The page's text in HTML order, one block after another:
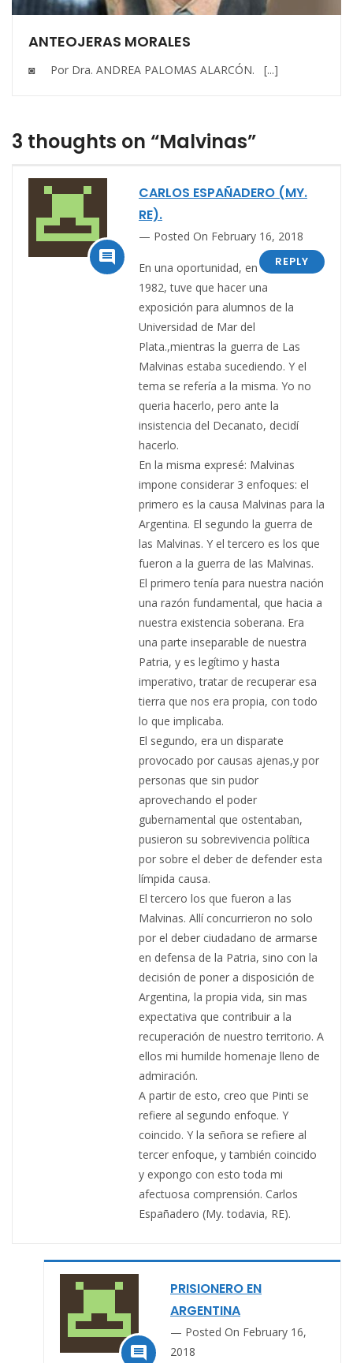
ANTEOJERAS MORALES
◙ Por Dra. ANDREA PALOMAS ALARCÓN. [...]
3 thoughts on “Malvinas”

CARLOS ESPAÑADERO (MY.
RE).
Posted On February 16, 2018
REPLY
En una oportunidad, en
1982, tuve que hacer una
exposición para alumnos de la
Universidad de Mar del
Plata.,mientras la guerra de Las
Malvinas estaba sucediendo. Y el
tema se refería a la misma. Yo no
queria hacerlo, pero ante la
insistencia del Decanato, decidí
hacerlo.
En la misma expresé: Malvinas
impone considerar 3 enfoques: el
primero es la causa Malvinas para la
Argentina. El segundo la guerra de
las Malvinas. Y el tercero es los que
fueron a la guerra de las Malvinas.
El primero tenía para nuestra nación
una razón fundamental, que hacia a
nuestra existencia soberana. Era
una parte inseparable de nuestra
Patria, y es legítimo y hasta
imperativo, tratar de recuperar esa
tierra que nos era propia, con todo
lo que implicaba.
El segundo, era un disparate
provocado por causas ajenas,y por
personas que sin pudor
aprovechando el poder
gubernamental que ostentaban,
pusieron su sobrevivencia política
por sobre el deber de defender esta
límpida causa.
El tercero los que fueron a las
Malvinas. Allí concurrieron no solo
por el deber ciudadano de armarse
en defensa de la Patria, sino con la
decisión de poner a disposición de
Argentina, la propia vida, sin mas
expectativa que contribuir a la
recuperación de nuestro territorio. A
ellos mi humilde homenaje lleno de
admiración.
A partir de esto, creo que Pinti se
refiere al segundo enfoque. Y
coincido. Y la señora se refiere al
tercer enfoque, y también coincido
y expongo con esto toda mi
afectuosa comprensión. Carlos
Españadero (My. todavia, RE).

PRISIONERO EN
ARGENTINA
Posted On February 16,
2018